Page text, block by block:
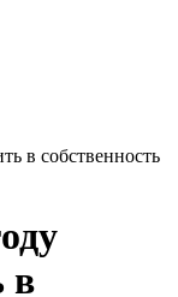
в собственность
в